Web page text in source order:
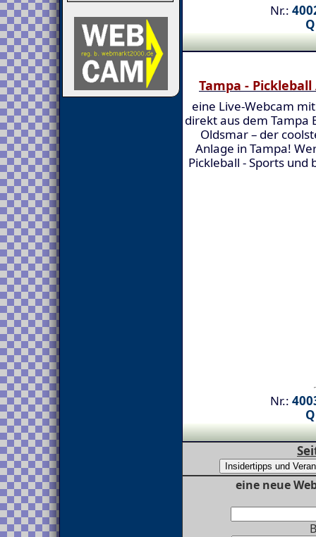
Nr.:
Tampa -
eine Live-Webcam
direkt aus dem Tampa
Oldsmar – der
Anlage in Tampa!
Pickleball - Sports
Nr.:
eine neue